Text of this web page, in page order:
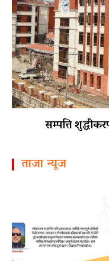
सम्पत्ति
ताजा न्यूज